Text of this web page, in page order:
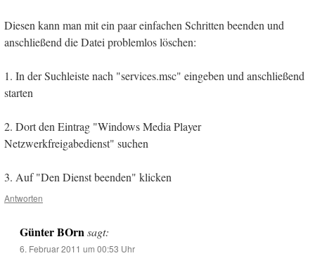
Diesen kann man mit ein paar einfachen Schritten beenden und
anschließend die Datei problemlos löschen:
1. In der Suchleiste nach "services.msc" eingeben und anschließend
starten
2. Dort den Eintrag "Windows Media Player
Netzwerkfreigabedienst" suchen
3. Auf "Den Dienst beenden" klicken
Antworten
Günter BOrn sagt:
6. Februar 2011 um 00:53 Uhr